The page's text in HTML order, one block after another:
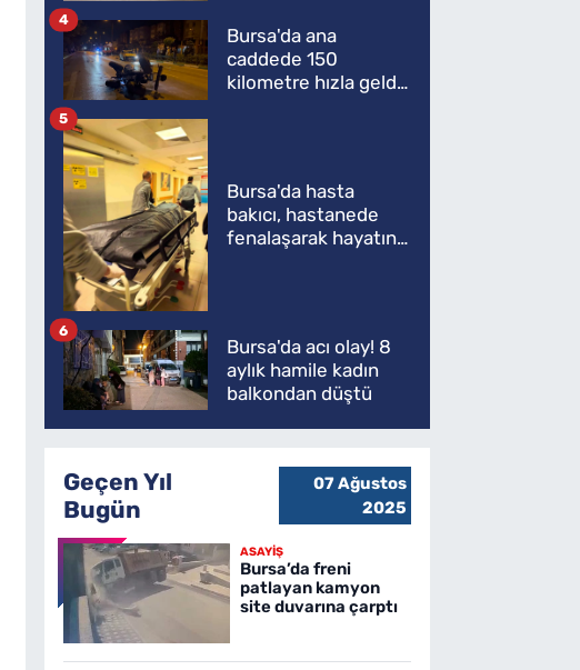
Bursa'da ana
caddede 150
kilometre hızla geldi,
4
Bursa'da hasta
bakıcı, hastanede
fenalaşarak hayatını
5
Bursa'da acı olay! 8
aylık hamile kadın
balkondan düştü
6
Geçen Yıl
Bugün
07 Ağustos
2025
ASAYİŞ
Bursa’da freni
patlayan kamyon
site duvarına çarptı